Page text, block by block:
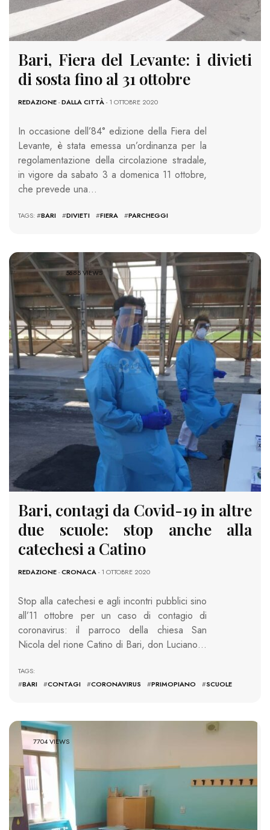
Bari, Fiera del Levante: i divieti
di sosta fino al 31 ottobre
REDAZIONE-DALLA CITTÀ- 1 OTTOBRE 2020
In occasione dell’84° edizione della Fiera del
Levante, è stata emessa un’ordinanza per la
regolamentazione della circolazione stradale,
in vigore da sabato 3 a domenica 11 ottobre,
che prevede una…
TAGS: #BARI #DIVIETI #FIERA #PARCHEGGI
5685 VIEWS
Bari, contagi da Covid-19 in altre
due scuole: stop anche alla
catechesi a Catino
REDAZIONE-CRONACA- 1 OTTOBRE 2020
Stop alla catechesi e agli incontri pubblici sino
all’11 ottobre per un caso di contagio di
coronavirus: il parroco della chiesa San
Nicola del rione Catino di Bari, don Luciano…
TAGS:
#BARI #CONTAGI #CORONAVIRUS #PRIMOPIANO #SCUOLE
7704 VIEWS